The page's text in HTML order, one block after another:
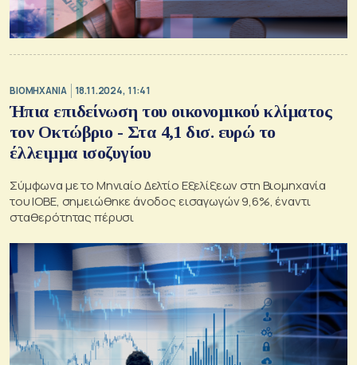
ΒΙΟΜΗΧΑΝΙΑ 18.11.2024, 11:41
Ήπια επιδείνωση του οικονομικού κλίματος
τον Οκτώβριο - Στα 4,1 δισ. ευρώ το
έλλειμμα ισοζυγίου
Σύμφωνα με το Μηνιαίο Δελτίο Εξελίξεων στη Βιομηχανία
του ΙΟΒΕ, σημειώθηκε άνοδος εισαγωγών 9,6%, έναντι
σταθερότητας πέρυσι